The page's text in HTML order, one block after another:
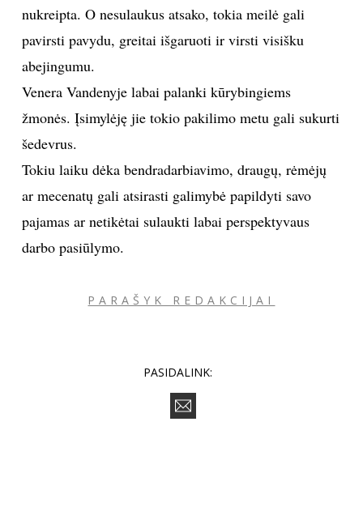
NELAIMĖS
KONTAKTAI
PRIVATUMO POLITIKA
Sekite mus:
nukreipta. O nesulaukus atsako, tokia meilė gali
pavirsti pavydu, greitai išgaruoti ir virsti visišku
abejingumu.
Venera Vandenyje labai palanki kūrybingiems
žmonės. Įsimylėję jie tokio pakilimo metu gali sukurti
šedevrus.
Tokiu laiku dėka bendradarbiavimo, draugų, rėmėjų
ar mecenatų gali atsirasti galimybė papildyti savo
pajamas ar netikėtai sulaukti labai perspektyvaus
darbo pasiūlymo.
PARAŠYK REDAKCIJAI
PASIDALINK: